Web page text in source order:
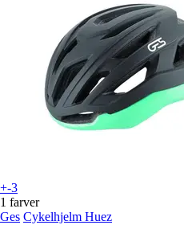
+-3
1 farver
Ges Cykelhjelm Huez